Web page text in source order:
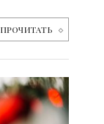
ПРОЧИТАТЬ